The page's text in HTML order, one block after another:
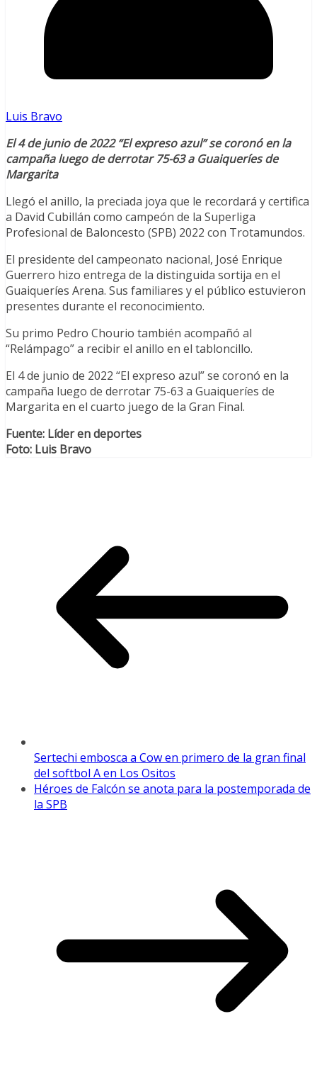
Luis Bravo
El 4 de junio de 2022 “El expreso azul” se coronó en la
campaña luego de derrotar 75-63 a Guaiqueríes de
Margarita
Llegó el anillo, la preciada joya que le recordará y certifica
a David Cubillán como campeón de la Superliga
Profesional de Baloncesto (SPB) 2022 con Trotamundos.
El presidente del campeonato nacional, José Enrique
Guerrero hizo entrega de la distinguida sortija en el
Guaiqueríes Arena. Sus familiares y el público estuvieron
presentes durante el reconocimiento.
Su primo Pedro Chourio también acompañó al
“Relámpago” a recibir el anillo en el tabloncillo.
El 4 de junio de 2022 “El expreso azul” se coronó en la
campaña luego de derrotar 75-63 a Guaiqueríes de
Margarita en el cuarto juego de la Gran Final.
Fuente: Líder en deportes
Foto: Luis Bravo
Sertechi embosca a Cow en primero de la gran final
del softbol A en Los Ositos
Héroes de Falcón se anota para la postemporada de
la SPB